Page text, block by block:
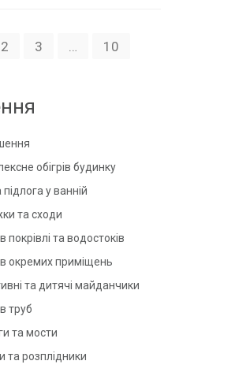
2 3 10
обігрів будинку
у ванній
та сходи
покрівлі та водостоків
окремих приміщень
та дитячі майданчики
труб
та мости
та розплідники